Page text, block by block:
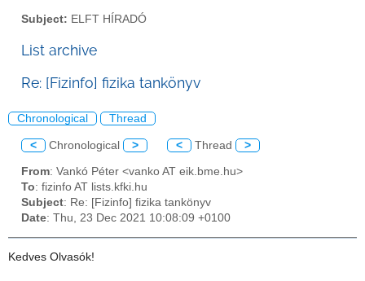
Subject: ELFT HÍRADÓ
List archive
Re: [Fizinfo] fizika tankönyv
Chronological Thread
< Chronological > < Thread >
From: Vankó Péter <vanko AT eik.bme.hu>
To: fizinfo AT lists.kfki.hu
Subject: Re: [Fizinfo] fizika tankönyv
Date: Thu, 23 Dec 2021 10:08:09 +0100
Kedves Olvasók!